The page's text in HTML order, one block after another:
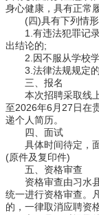
身心健康，具有正常
(四)具有下列情形
1.有违法犯罪记录
出结论的;
2.因不服从学校学
3.法律法规规定的
三、报名
本次招聘采取线上
至2026年6月27日在
递个人简历。
四、面试
具体时间待定，面
(原件及复印件)
五、资格审查
资格审查由习水县
统一进行资格审查。
的，一律取消应聘资